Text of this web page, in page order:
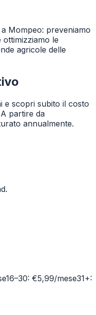
Mompeo: preveniamo
ottimizziamo le
agricole delle
e scopri subito il costo
partire da
annualmente.
16–30: €5,99/mese31+: